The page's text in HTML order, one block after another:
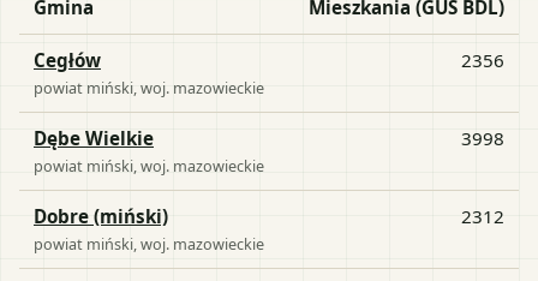
Gmina Mieszkania (GUS BDL)
Cegłów
powiat miński , woj. mazowieckie
2356
Dębe Wielkie
powiat miński , woj. mazowieckie
3998
Dobre (miński)
powiat miński , woj. mazowieckie
2312